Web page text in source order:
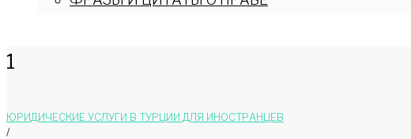
1
ЮРИДИЧЕСКИЕ УСЛУГИ В ТУРЦИИ ДЛЯ ИНОСТРАНЦЕВ
/